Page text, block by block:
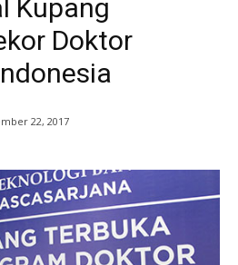
Kupang
Doktor
22, 2017